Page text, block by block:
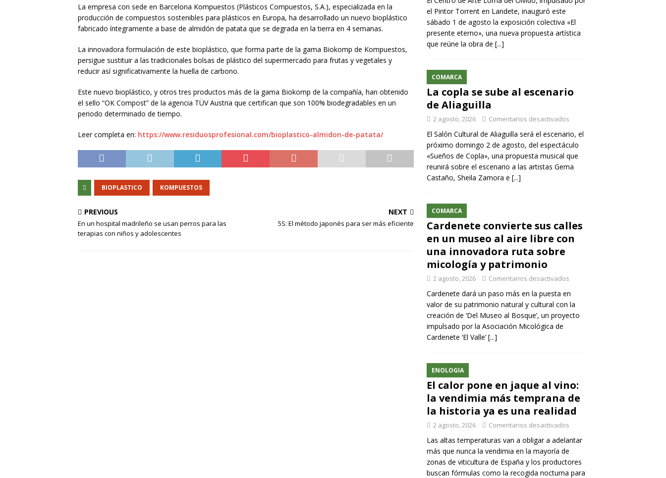
La empresa con sede en Barcelona Kompuestos (Plásticos Compuestos, S.A.), especializada en la
producción de compuestos sostenibles para plásticos en Europa, ha desarrollado un nuevo bioplástico
fabricado íntegramente a base de almidón de patata que se degrada en la tierra en 4 semanas.
La innovadora formulación de este bioplástico, que forma parte de la gama Biokomp de Kompuestos,
persigue sustituir a las tradicionales bolsas de plástico del supermercado para frutas y vegetales y
reducir así significativamente la huella de carbono.
Este nuevo bioplástico, y otros tres productos más de la gama Biokomp de la compañía, han obtenido
el sello “OK Compost” de la agencia TÜV Austria que certifican que son 100% biodegradables en un
periodo determinado de tiempo.
Leer completa en: https://www.residuosprofesional.com/bioplastico-almidon-de-patata/
BIOPLASTICO KOMPUESTOS
PREVIOUS
En un hospital madrileño se usan perros para las
terapias con niños y adolescentes
NEXT
5S: El método japonés para ser más eficiente
el Pintor Torrent en Landete, inauguró este
sábado 1 de agosto la exposición colectiva «El
presente eterno», una nueva propuesta artística
que reúne la obra de [...]
COMARCA
La copla se sube al escenario
de Aliaguilla
2 agosto, 2026 Comentarios desactivados
El Salón Cultural de Aliaguilla será el escenario, el
próximo domingo 2 de agosto, del espectáculo
«Sueños de Copla», una propuesta musical que
reunirá sobre el escenario a las artistas Gema
Castaño, Sheila Zamora e [...]
COMARCA
Cardenete convierte sus calles
en un museo al aire libre con
una innovadora ruta sobre
micología y patrimonio
2 agosto, 2026 Comentarios desactivados
Cardenete dará un paso más en la puesta en
valor de su patrimonio natural y cultural con la
creación de ‘Del Museo al Bosque’, un proyecto
impulsado por la Asociación Micológica de
Cardenete ‘El Valle’ [...]
ENOLOGIA
El calor pone en jaque al vino:
la vendimia más temprana de
la historia ya es una realidad
2 agosto, 2026 Comentarios desactivados
Las altas temperaturas van a obligar a adelantar
más que nunca la vendimia en la mayoría de
zonas de viticultura de España y los productores
buscan fórmulas como la recogida nocturna para